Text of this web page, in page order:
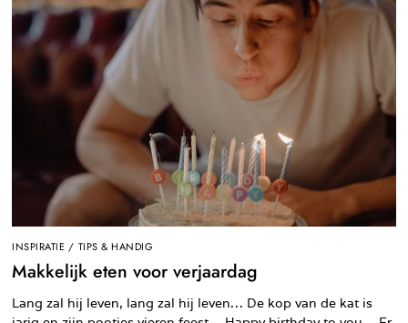
INSPIRATIE / TIPS & HANDIG
Makkelijk eten voor verjaardag
Lang zal hij leven, lang zal hij leven… De kop van de kat is